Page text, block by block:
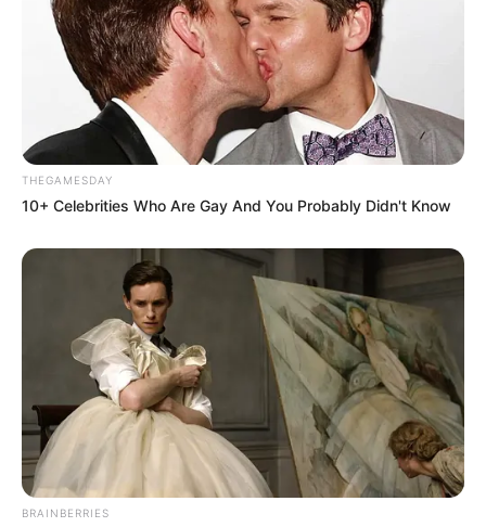
THEGAMESDAY
10+ Celebrities Who Are Gay And You Probably Didn't Know
BRAINBERRIES